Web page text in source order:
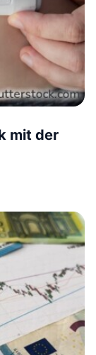
mit der